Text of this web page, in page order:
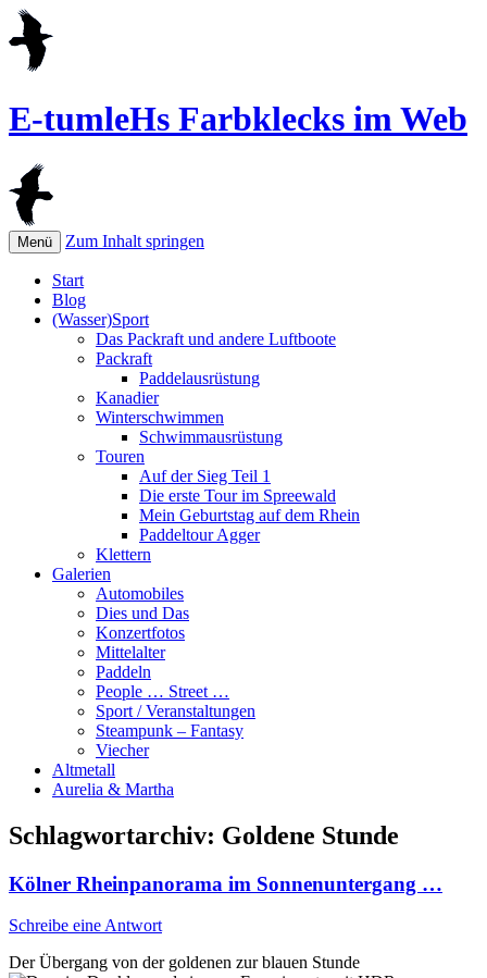
E-tumleHs Farbklecks im Web
Menü Zum Inhalt springen
Start
Blog
(Wasser)Sport
Das Packraft und andere Luftboote
Packraft
Paddelausrüstung
Kanadier
Winterschwimmen
Schwimmausrüstung
Touren
Auf der Sieg Teil 1
Die erste Tour im Spreewald
Mein Geburtstag auf dem Rhein
Paddeltour Agger
Klettern
Galerien
Automobiles
Dies und Das
Konzertfotos
Mittelalter
Paddeln
People … Street …
Sport / Veranstaltungen
Steampunk – Fantasy
Viecher
Altmetall
Aurelia & Martha
Schlagwortarchiv: Goldene Stunde
Kölner Rheinpanorama im Sonnenuntergang …
Schreibe eine Antwort
Der Übergang von der goldenen zur blauen Stunde